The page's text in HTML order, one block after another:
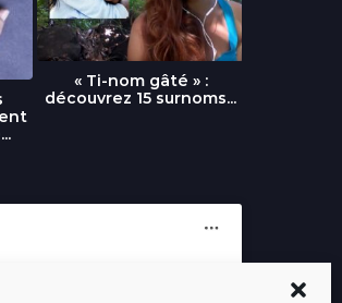
« Ti-nom gâté » :
découvrez 15 surnoms...